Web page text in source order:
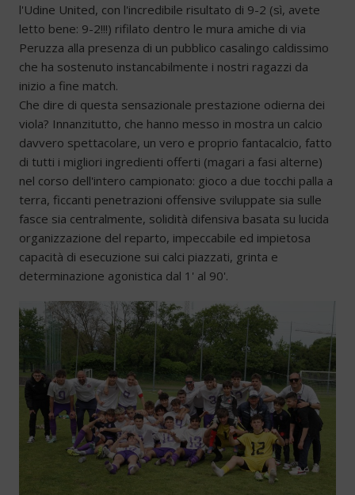
l'Udine United, con l'incredibile risultato di 9-2 (sì, avete
letto bene: 9-2!!!) rifilato dentro le mura amiche di via
Peruzza alla presenza di un pubblico casalingo caldissimo
che ha sostenuto instancabilmente i nostri ragazzi da
inizio a fine match.
Che dire di questa sensazionale prestazione odierna dei
viola? Innanzitutto, che hanno messo in mostra un calcio
davvero spettacolare, un vero e proprio fantacalcio, fatto
di tutti i migliori ingredienti offerti (magari a fasi alterne)
nel corso dell'intero campionato: gioco a due tocchi palla a
terra, ficcanti penetrazioni offensive sviluppate sia sulle
fasce sia centralmente, solidità difensiva basata su lucida
organizzazione del reparto, impeccabile ed impietosa
capacità di esecuzione sui calci piazzati, grinta e
determinazione agonistica dal 1' al 90'.